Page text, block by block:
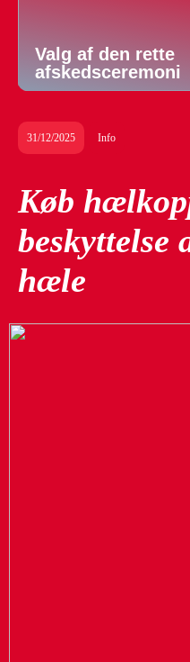
Valg af den rette
afskedsceremoni
31/12/2025 Info
Køb
beskyttelse
hæle